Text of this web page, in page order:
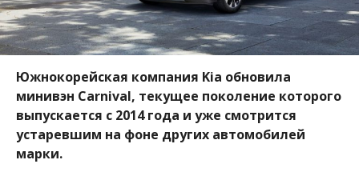
Южнокорейская компания Kia обновила
минивэн Carnival, текущее поколение которого
выпускается с 2014 года и уже смотрится
устаревшим на фоне других автомобилей
марки.